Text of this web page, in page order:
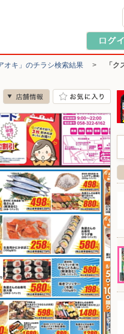
オキ」のチラシ検索結果 >
「